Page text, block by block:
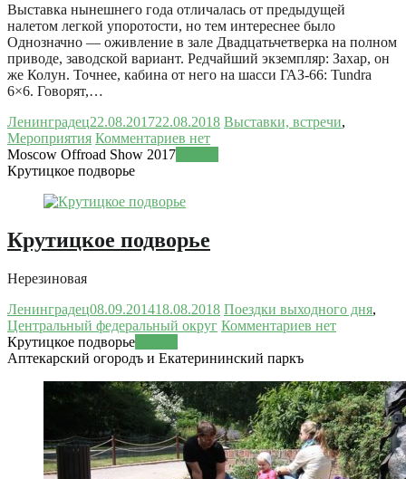
Выставка нынешнего года отличалась от предыдущей
налетом легкой упоротости, но тем интереснее было
Однозначно — оживление в зале Двадцатьчетверка на полном
приводе, заводской вариант. Редчайший экземпляр: Захар, он
же Колун. Точнее, кабина от него на шасси ГАЗ-66: Tundra
6×6. Говорят,…
Ленинградец22.08.201722.08.2018 Выставки, встречи,
Мероприятия Комментариев нет
Moscow Offroad Show 2017
Крутицкое подворье
Крутицкое подворье
Нерезиновая
Ленинградец08.09.201418.08.2018 Поездки выходного дня,
Центральный федеральный округ Комментариев нет
Крутицкое подворье
Аптекарский огородъ и Екатерининский паркъ